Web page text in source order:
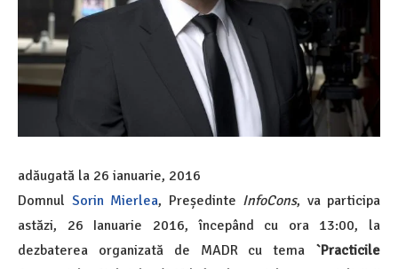
adăugată la 26 ianuarie, 2016
Domnul Sorin Mierlea, Președinte InfoCons, va participa
astăzi, 26 Ianuarie 2016, începând cu ora 13:00, la
dezbaterea organizată de MADR cu tema `Practicile